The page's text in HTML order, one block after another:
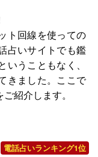
ト回線を使っての
占いサイトでも鑑
うこともなく、
きました。ここで
紹介します。
電話占いランキング1位